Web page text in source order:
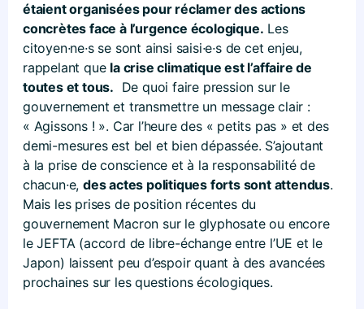
étaient organisées pour réclamer des actions
concrètes face à l’urgence écologique. Les
citoyen·ne·s se sont ainsi saisi·e·s de cet enjeu,
rappelant que la crise climatique est l’affaire de
toutes et tous. De quoi faire pression sur le
gouvernement et transmettre un message clair :
« Agissons ! ». Car l’heure des « petits pas » et des
demi-mesures est bel et bien dépassée. S’ajoutant
à la prise de conscience et à la responsabilité de
chacun·e,des actes politiques forts sont attendus.
Mais les prises de position récentes du
gouvernement Macron sur le glyphosate ou encore
le JEFTA (accord de libre-échange entre l’UE et le
Japon) laissent peu d’espoir quant à des avancées
prochaines sur les questions écologiques.